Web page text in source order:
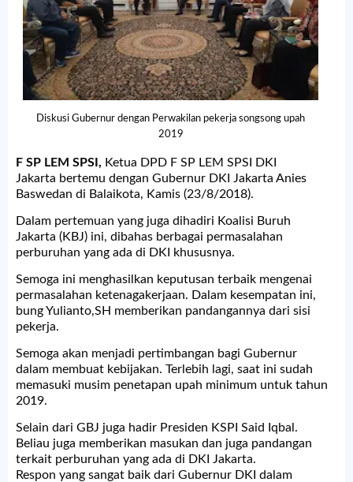
Diskusi Gubernur dengan Perwakilan pekerja songsong upah
2019
F SP LEM SPSI, Ketua DPD F SP LEM SPSI DKI
Jakarta bertemu dengan Gubernur DKI Jakarta Anies
Baswedan di Balaikota, Kamis (23/8/2018).
Dalam pertemuan yang juga dihadiri Koalisi Buruh
Jakarta (KBJ) ini, dibahas berbagai permasalahan
perburuhan yang ada di DKI khususnya.
Semoga ini menghasilkan keputusan terbaik mengenai
permasalahan ketenagakerjaan. Dalam kesempatan ini,
bung Yulianto,SH memberikan pandangannya dari sisi
pekerja.
Semoga akan menjadi pertimbangan bagi Gubernur
dalam membuat kebijakan. Terlebih lagi, saat ini sudah
memasuki musim penetapan upah minimum untuk tahun
2019.
Selain dari GBJ juga hadir Presiden KSPI Said Iqbal.
Beliau juga memberikan masukan dan juga pandangan
terkait perburuhan yang ada di DKI Jakarta.
Respon yang sangat baik dari Gubernur DKI dalam